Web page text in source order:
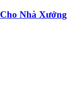
Nhà Xưởng